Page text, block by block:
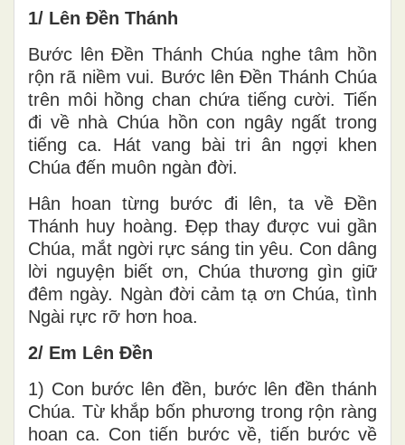
1/ Lên Đền Thánh
Bước lên Đền Thánh Chúa nghe tâm hồn
rộn rã niềm vui. Bước lên Đền Thánh Chúa
trên môi hồng chan chứa tiếng cười. Tiến
đi về nhà Chúa hồn con ngây ngất trong
tiếng ca. Hát vang bài tri ân ngợi khen
Chúa đến muôn ngàn đời.
Hân hoan từng bước đi lên, ta về Đền
Thánh huy hoàng. Đẹp thay được vui gần
Chúa, mắt ngời rực sáng tin yêu. Con dâng
lời nguyện biết ơn, Chúa thương gìn giữ
đêm ngày. Ngàn đời cảm tạ ơn Chúa, tình
Ngài rực rỡ hơn hoa.
2/ Em Lên Đền
1) Con bước lên đền, bước lên đền thánh
Chúa. Từ khắp bốn phương trong rộn ràng
hoan ca. Con tiến bước về, tiến bước về